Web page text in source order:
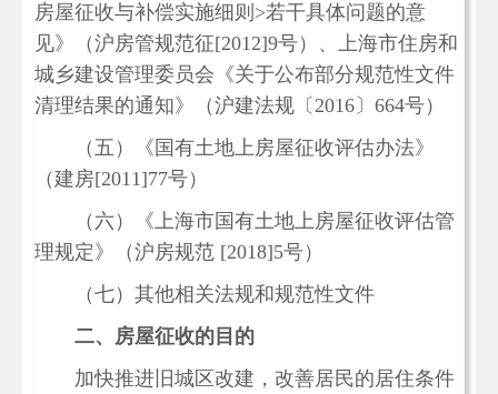
房屋征收与补偿实施细则>若干具体问题的意
见》（沪房管规范征[2012]9号）、上海市住房和
城乡建设管理委员会《关于公布部分规范性文件
清理结果的通知》（沪建法规〔2016〕664号）
（五）《国有土地上房屋征收评估办法》
（建房[2011]77号）
（六）《上海市国有土地上房屋征收评估管
理规定》（沪房规范 [2018]5号）
（七）其他相关法规和规范性文件
二、房屋征收的目的
加快推进旧城区改建，改善居民的居住条件